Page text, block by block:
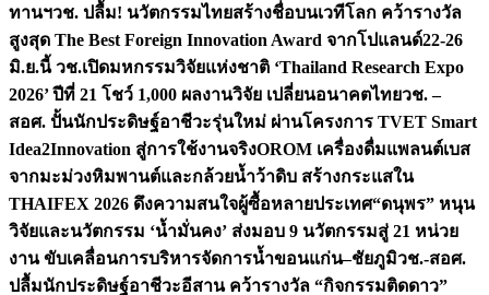
ทานฯวช. ปลื้ม! นวัตกรรมไทยสร้างชื่อบนเวทีโลก คว้ารางวัล
สูงสุด The Best Foreign Innovation Award จากโปแลนด์22-26
มิ.ย.นี้ วช.เปิดมหกรรมวิจัยแห่งชาติ ‘Thailand Research Expo
2026’ ปีที่ 21 โชว์ 1,000 ผลงานวิจัย เปลี่ยนอนาคตไทยวช. –
สอศ. ปั้นนักประดิษฐ์อาชีวะรุ่นใหม่ ผ่านโครงการ TVET Smart
Idea2Innovation สู่การใช้งานจริงOROM เครื่องดื่มแพลนต์เบส
จากมะม่วงหิมพานต์และกล้วยน้ำว้าดิบ สร้างกระแสใน
THAIFEX 2026 ดึงความสนใจผู้ซื้อหลายประเทศ“ดนุพร” หนุน
วิจัยและนวัตกรรม ‘น้ำมั่นคง’ ส่งมอบ 9 นวัตกรรมสู่ 21 หน่วย
งาน ขับเคลื่อนการบริหารจัดการน้ำขอนแก่น–ชัยภูมิวช.-สอศ.
ปลื้มนักประดิษฐ์อาชีวะอีสาน คว้ารางวัล “กิจกรรมติดดาว”